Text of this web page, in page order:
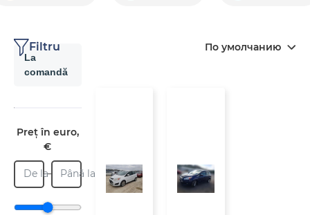
Filtru По умолчанию
La
comandă
Preț în euro,
€
De la Până la